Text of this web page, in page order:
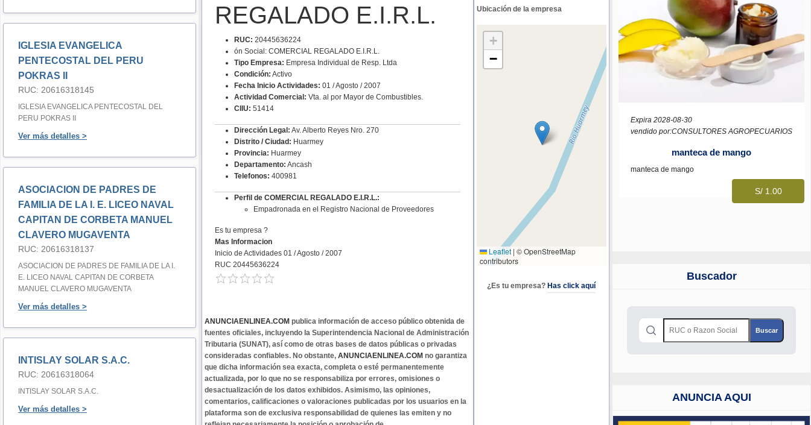
IGLESIA EVANGELICA
PENTECOSTAL DEL PERU
POKRAS II
RUC: 20616318145
IGLESIA EVANGELICA PENTECOSTAL DEL
PERU POKRAS II
Ver más detalles >
ASOCIACION DE PADRES DE
FAMILIA DE LA I. E. LICEO NAVAL
CAPITAN DE CORBETA MANUEL
CLAVERO MUGAVENTA
RUC: 20616318137
ASOCIACION DE PADRES DE FAMILIA DE LA I.
E. LICEO NAVAL CAPITAN DE CORBETA
MANUEL CLAVERO MUGAVENTA
Ver más detalles >
INTISLAY SOLAR S.A.C.
RUC: 20616318064
INTISLAY SOLAR S.A.C.
Ver más detalles >
REGALADO E.I.R.L.
RUC: 20445636224
ón Social: COMERCIAL REGALADO E.I.R.L.
Tipo Empresa: Empresa Individual de Resp. Ltda
Condición: Activo
Fecha Inicio Actividades: 01 / Agosto / 2007
Actividad Comercial: Vta. al por Mayor de Combustibles.
CIIU: 51414
Dirección Legal: Av. Alberto Reyes Nro. 270
Distrito / Ciudad: Huarmey
Provincia: Huarmey
Departamento: Ancash
Telefonos: 400981
Perfil de COMERCIAL REGALADO E.I.R.L.:
Empadronada en el Registro Nacional de Proveedores
Es tu empresa ?
Mas Informacion
Inicio de Actividades 01 / Agosto / 2007
RUC 20445636224
ANUNCIAENLINEA.COM publica información de acceso público obtenida de
fuentes oficiales, incluyendo la Superintendencia Nacional de Administración
Tributaria (SUNAT), así como de otras bases de datos públicas o privadas
consideradas confiables. No obstante, ANUNCIAENLINEA.COM no garantiza
que dicha información sea exacta, completa o esté permanentemente
actualizada, por lo que no se responsabiliza por errores, omisiones o
desactualización de los datos exhibidos. Asimismo, las opiniones,
comentarios, calificaciones o valoraciones publicadas por los usuarios en la
plataforma son de exclusiva responsabilidad de quienes las emiten y no
Ubicación de la empresa
+
−
Leaflet | © OpenStreetMap
contributors
¿Es tu empresa? Has click aquí
Expira 2028-08-30
vendido por:CONSULTORES AGROPECUARIOS
manteca de mango
manteca de mango
S/ 1.00
Buscador
ANUNCIA AQUI